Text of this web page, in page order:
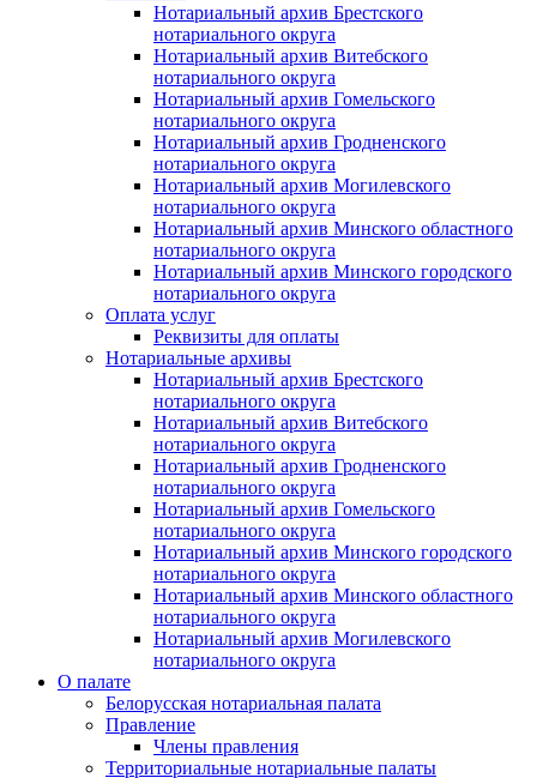
Нотариальный архив Брестского
нотариального округа
Нотариальный архив Витебского
нотариального округа
Нотариальный архив Гомельского
нотариального округа
Нотариальный архив Гродненского
нотариального округа
Нотариальный архив Могилевского
нотариального округа
Нотариальный архив Минского областного
нотариального округа
Нотариальный архив Минского городского
нотариального округа
Оплата услуг
Реквизиты для оплаты
Нотариальные архивы
Нотариальный архив Брестского
нотариального округа
Нотариальный архив Витебского
нотариального округа
Нотариальный архив Гродненского
нотариального округа
Нотариальный архив Гомельского
нотариального округа
Нотариальный архив Минского городского
нотариального округа
Нотариальный архив Минского областного
нотариального округа
Нотариальный архив Могилевского
нотариального округа
О палате
Белорусская нотариальная палата
Правление
Члены правления
Территориальные нотариальные палаты